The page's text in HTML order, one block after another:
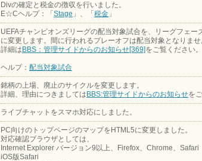
Divの確定と税金の徴収を行いました。
E☆Cヘルプ：「 Stage 」、「 税金 」
UEFAチャンピオンズリーグの配当対象試合を、リーグフェー
に変更します。間に行われるプレーオフは配当対象となりませ
詳細は BBS：管理サイドからのお知らせ[369]をご覧ください。
ヘルプ： 配当対象試合
銘柄の上場、廃止のサイクルを変更します。
詳細、理由につきましては BBS:管理サイドからのお知らせを
ライブチャットをスマホ対応にしました。
PC向けのトップページのマップをHTML5に変更しました。
対応確認ブラウザとしては、
Internet Explorer バージョン9以上、Firefox、Chrome、Safari
iOS版Safari